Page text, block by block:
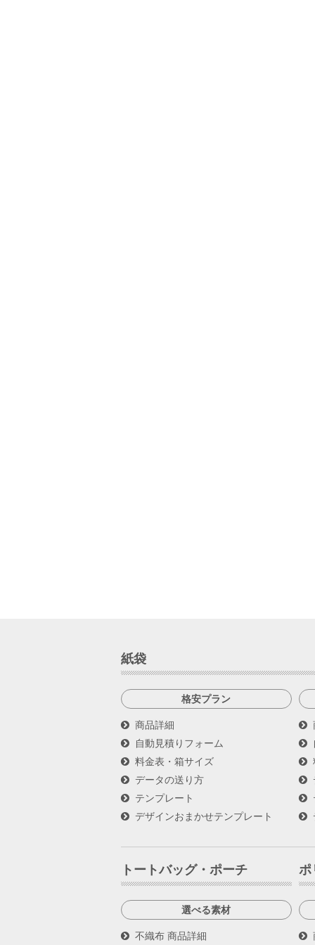
紙袋
格安プラン
商品詳細
自動見積りフォーム
料金表・箱サイズ
データの送り方
テンプレート
デザインおまかせテンプレート
トートバッグ・ポーチ
選べる素材
不織布 商品詳細
ポ